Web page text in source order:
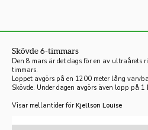
Skövde 6-timmars
Den 8 mars är det dags för en av ultraårets
timmars.
Loppet avgörs på en 1200 meter lång
Skövde. Under dagen avgörs även lopp på 1
Visar mellantider för Kjellson Louise